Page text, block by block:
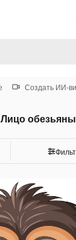
Создать ИИ-
обезьяны